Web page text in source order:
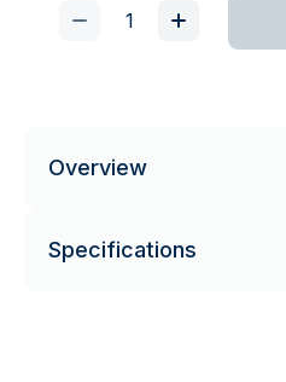
Overview
Specifications